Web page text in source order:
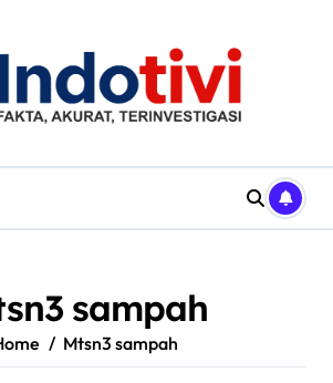
sampah
Mtsn3 sampah